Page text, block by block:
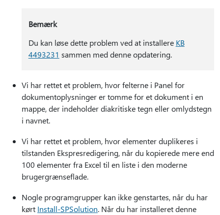
Bemærk
Du kan løse dette problem ved at installere KB
4493231 sammen med denne opdatering.
Vi har rettet et problem, hvor felterne i Panel for
dokumentoplysninger er tomme for et dokument i en
mappe, der indeholder diakritiske tegn eller omlydstegn
i navnet.
Vi har rettet et problem, hvor elementer duplikeres i
tilstanden Ekspresredigering, når du kopierede mere end
100 elementer fra Excel til en liste i den moderne
brugergrænseflade.
Nogle programgrupper kan ikke genstartes, når du har
kørt Install-SPSolution. Når du har installeret denne